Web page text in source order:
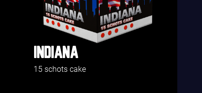
INDIANA
15 schots cake